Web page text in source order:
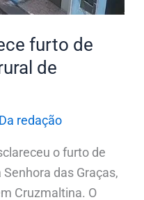
furto de
de
Da redação
o furto de
das Graças,
Cruzmaltina. O